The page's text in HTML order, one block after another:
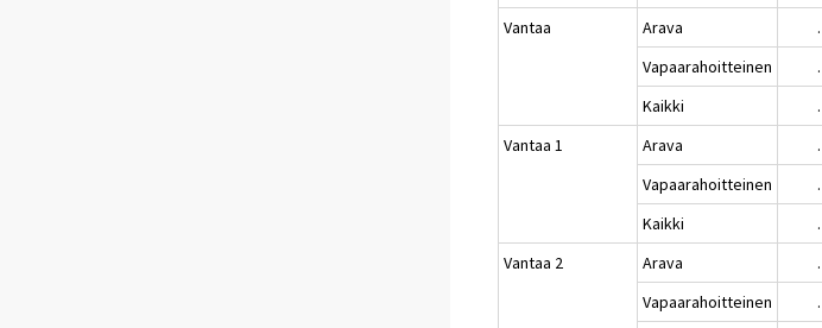
Vantaa
Arava .
Vapaarahoitteinen
.
Kaikki
.
Vantaa 1
Arava .
Vapaarahoitteinen
.
Kaikki
.
Vantaa 2
Arava .
Vapaarahoitteinen
.